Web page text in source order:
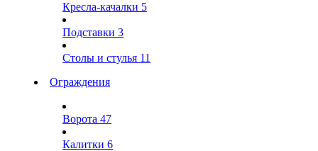
Кресла-качалки 5
Подставки 3
Столы и стулья 11
Ограждения
Ворота 47
Калитки 6